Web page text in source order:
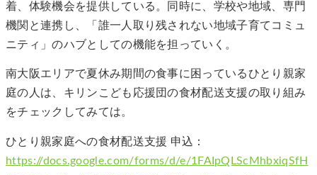
着、体験機会を提供している。同時に、学校や地域、専門
機関と連携し、「誰一人取り残されない地域子育てコミュ
ニティ」のハブとしての機能を担っていく。
南大阪エリアで夏休み期間の食事に困っているひとり親家
庭の人は、キリンこども応援団の食材配送支援の取り組み
をチェックしてみては。
ひとり親家庭への食材配送支援 申込：
https://docs.google.com/forms/d/e/1FAIpQLScMhbxiqSfH